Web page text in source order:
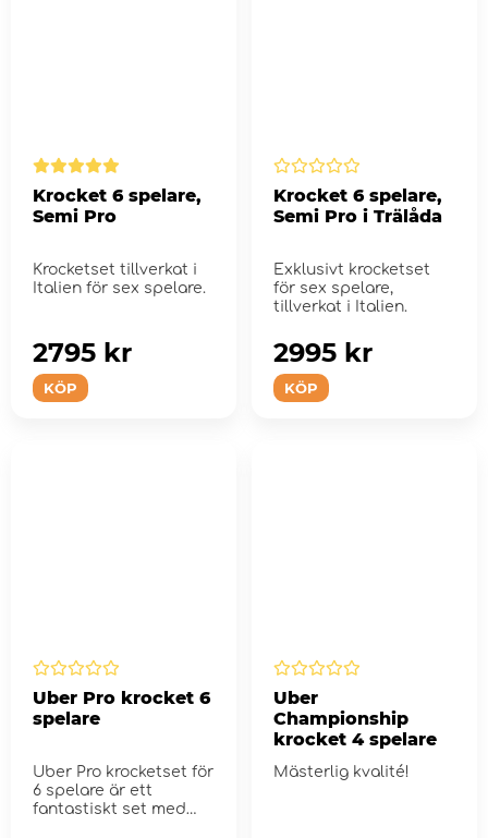
Krocket 6 spelare,
Semi Pro
Krocketset tillverkat i
Italien för sex spelare.
KÖP
2795 kr
Krocket 6 spelare,
Semi Pro i Trälåda
Exklusivt krocketset
för sex spelare,
tillverkat i Italien.
KÖP
2995 kr
Uber Pro krocket 6
spelare
Uber Pro krocketset för
6 spelare är ett
fantastiskt set med
Uber
Championship
krocket 4 spelare
Mästerlig kvalité!